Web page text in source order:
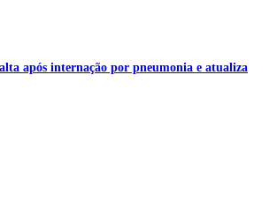
após internação por pneumonia e atualiza